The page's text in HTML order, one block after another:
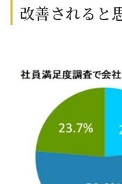
改善されると